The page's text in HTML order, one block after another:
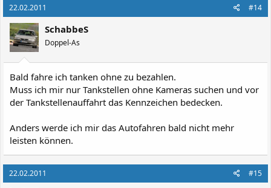
22.02.2011 #14
SchabbeS
Doppel-As
Bald fahre ich tanken ohne zu bezahlen.
Muss ich mir nur Tankstellen ohne Kameras suchen und vor
der Tankstellenauffahrt das Kennzeichen bedecken.
Anders werde ich mir das Autofahren bald nicht mehr
leisten können.
22.02.2011 #15